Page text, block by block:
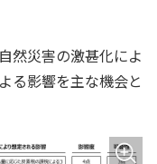
然災害の激甚化によ
る影響を主な機会と